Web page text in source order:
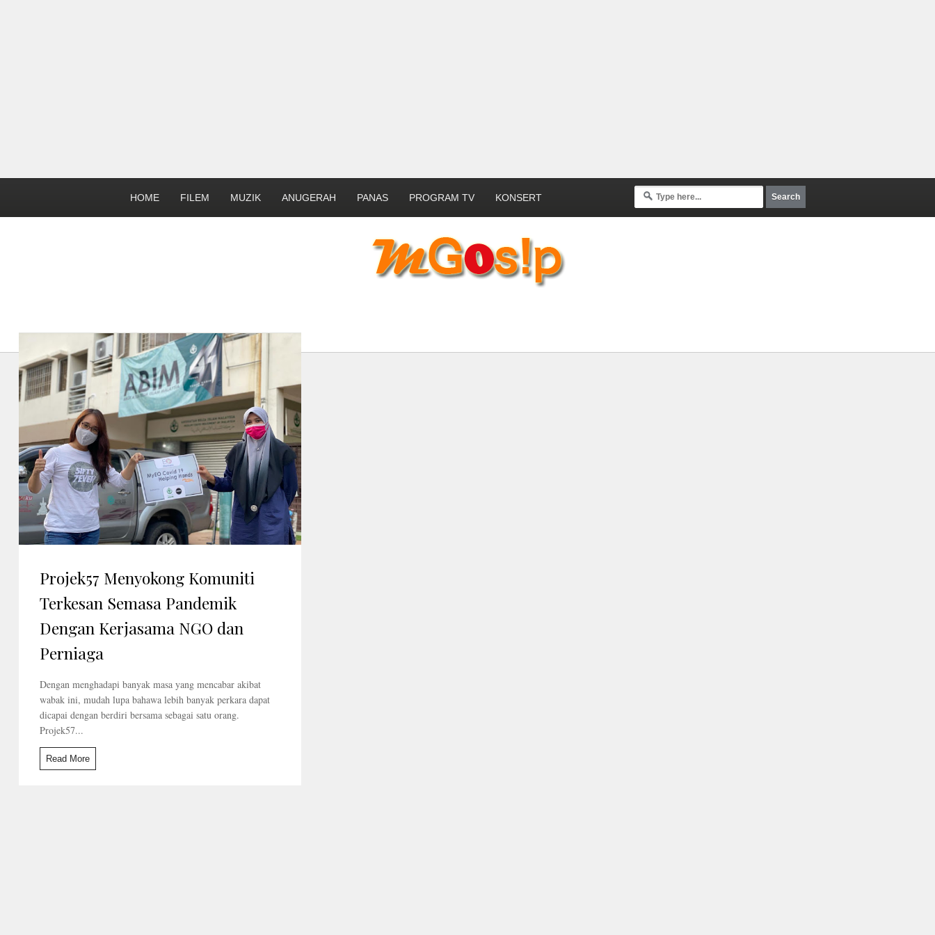
HOME FILEM MUZIK ANUGERAH PANAS PROGRAM TV KONSERT
Projek57 Menyokong Komuniti
Terkesan Semasa Pandemik
Dengan Kerjasama NGO dan
Perniaga
Dengan menghadapi banyak masa yang mencabar akibat
wabak ini, mudah lupa bahawa lebih banyak perkara dapat
dicapai dengan berdiri bersama sebagai satu orang.
Projek57...
Read More